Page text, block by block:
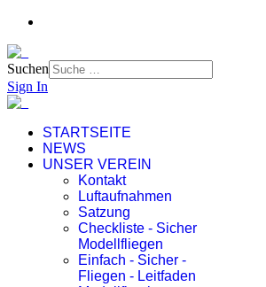
Suchen
Sign In
STARTSEITE
NEWS
UNSER VEREIN
Kontakt
Luftaufnahmen
Satzung
Checkliste - Sicher
Modellfliegen
Einfach - Sicher -
Fliegen - Leitfaden